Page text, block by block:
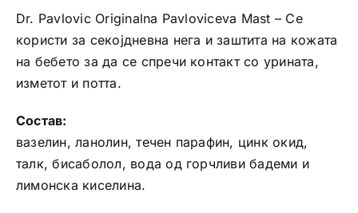
Dr. Pavlovic Originalna Pavloviceva Mast – Се
користи за секојдневна нега и заштита на кожата
на бебето за да се спречи контакт со урината,
изметот и потта.
Состав:
вазелин, ланолин, течен парафин, цинк окид,
талк, бисаболол, вода од горчливи бадеми и
лимонска киселина.